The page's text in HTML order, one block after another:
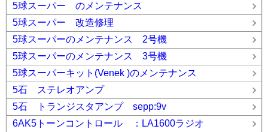
5球スーパー のメンテナンス
5球スーパー 改造修理
5球スーパーのメンテナンス 2号機
5球スーパーのメンテナンス 3号機
5球スーパーキット(Venek )のメンテナンス
5石 ステレオアンプ
5石 トランジスタアンプ sepp:9v
6AK5トーンコントロール ：LA1600ラジオ